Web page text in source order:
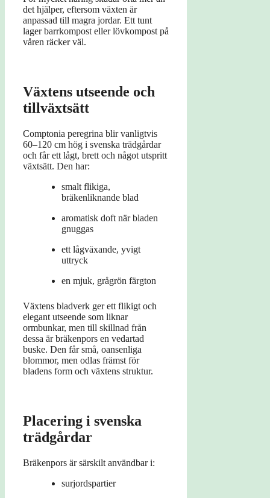
det hjälper, eftersom växten är
anpassad till magra jordar. Ett tunt
lager barrkompost eller lövkompost på
våren räcker väl.
Växtens utseende och
tillväxtsätt
Comptonia peregrina blir vanligtvis
60–120 cm hög i svenska trädgårdar
och får ett lågt, brett och något utspritt
växtsätt. Den har:
smalt flikiga,
bräkenliknande blad
aromatisk doft när bladen
gnuggas
ett lågväxande, yvigt
uttryck
en mjuk, grågrön färgton
Växtens bladverk ger ett flikigt och
elegant utseende som liknar
ormbunkar, men till skillnad från
dessa är bräkenpors en vedartad
buske. Den får små, oansenliga
blommor, men odlas främst för
bladens form och växtens struktur.
Placering i svenska
trädgårdar
Bräkenpors är särskilt användbar i:
surjordspartier